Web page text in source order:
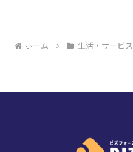
ホーム 生活・サービス